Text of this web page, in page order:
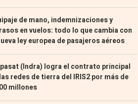
de mano, indemnizaciones y
en vuelos: todo lo que cambia con
ley europea de pasajeros aéreos
(Indra) logra el contrato principal
redes de tierra del IRIS2 por más de
millones